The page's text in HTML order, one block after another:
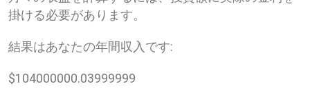
掛ける必要があります。
結果はあなたの年間収入です:
$104000000.03999999